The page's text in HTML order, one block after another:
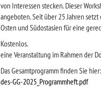
von Interessen stecken. Dieser
angeboten. Seit über 25 Jahren
Osten und Südostasien für eine
Kostenlos.
eine Veranstaltung im Rahmen der
Das Gesamtprogramm finden Sie hier:
des-GG-2025_Programmheft.pdf